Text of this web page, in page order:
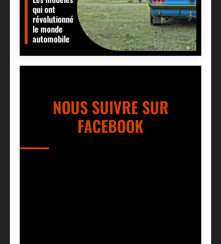
qui ont
révolutionné
le monde
automobile
NOUS SUIVRE SUR
FACEBOOK